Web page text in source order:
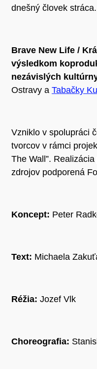
dnešný človek stráca.
Brave New Life /
výsledkom
nezávislých
Ostravy a Tabačky
Vzniklo v spolupráci
tvorcov v rámci
The Wall”.
zdrojov podporená
Koncept: Peter
Text: Michaela
Réžia: Jozef Vlk
Choreografia: